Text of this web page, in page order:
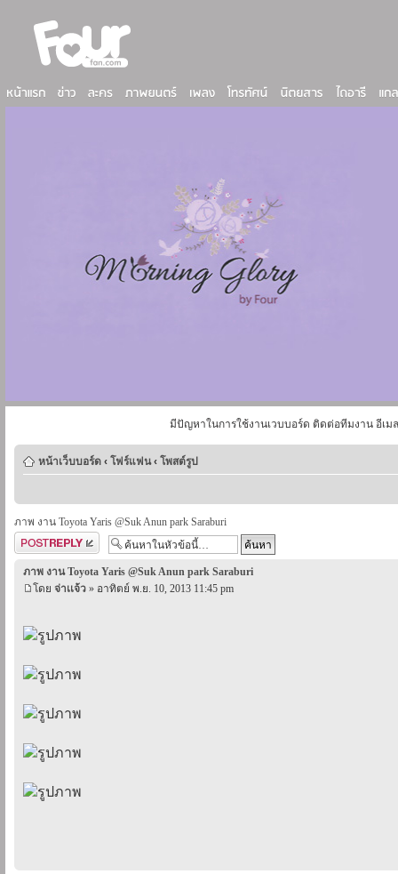
มีปัญหาในการใช้งานเวบบอร์ด ติดต่อทีมงาน อีเม
หน้าเว็บบอร์ด ‹ โฟร์แฟน ‹ โพสต์รูป
ภาพ งาน Toyota Yaris @Suk Anun park Saraburi
ตอบกระทู้
ภาพ งาน Toyota Yaris @Suk Anun park Saraburi
โดย จ่าเเจ้ว » อาทิตย์ พ.ย. 10, 2013 11:45 pm